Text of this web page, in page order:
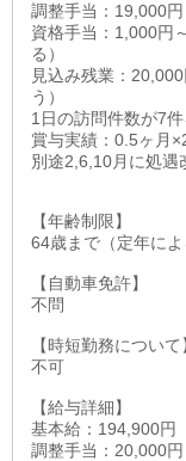
調整手当：19,000円
資格手当：1,000円
る）
見込み残業：
う）
1日の訪問件数が7
賞与実績：0.5ヶ月
別途2,6,10月に処遇
【年齢制限】
64歳まで（定年によ
【自動車免許】
不問
【時短勤務について
不可
【給与詳細】
基本給：194,900円
調整手当：20,000円